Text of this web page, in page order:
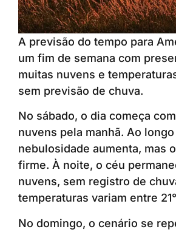
A previsão do tempo para
um fim de semana com
muitas nuvens e
sem previsão de chuva.
No sábado, o dia começa
nuvens pela manhã. Ao
nebulosidade aumenta, mas
firme. À noite, o céu
nuvens, sem registro de
temperaturas variam entre
No domingo, o cenário se